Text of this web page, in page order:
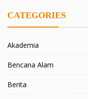
CATEGORIES
Akademia
Bencana Alam
Berita